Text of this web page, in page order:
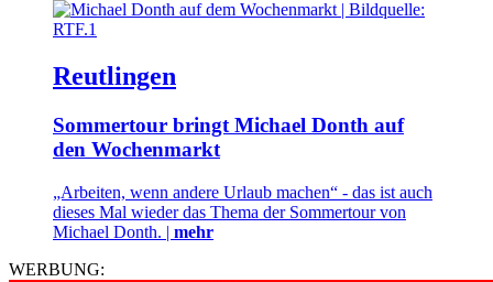
Reutlingen
Sommertour bringt Michael Donth auf
den Wochenmarkt
„Arbeiten, wenn andere Urlaub machen“ - das ist auch
dieses Mal wieder das Thema der Sommertour von
Michael Donth. | mehr
WERBUNG: